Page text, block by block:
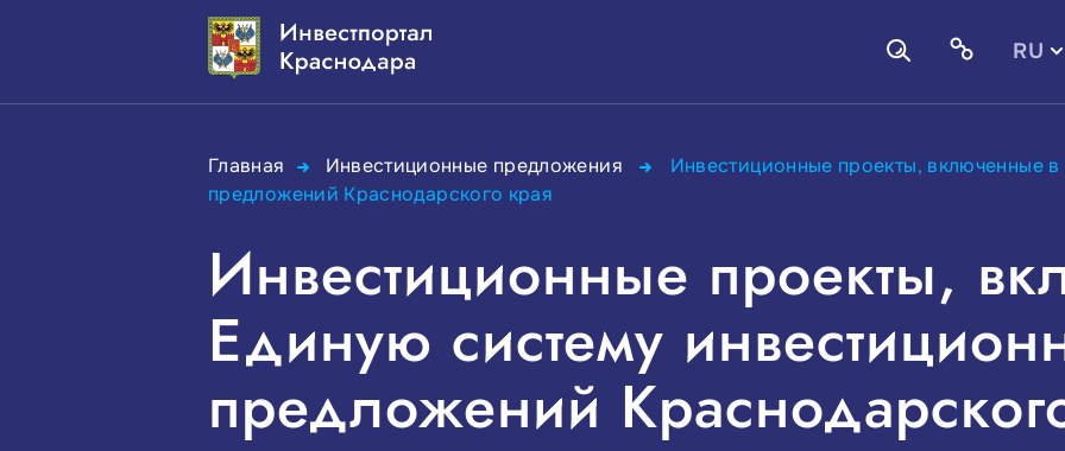
RU
Главная Инвестиционные предложения
Инвестиционные проекты, включенные
предложений Краснодарского края
Инвестиционные проекты,
Единую систему
предложений